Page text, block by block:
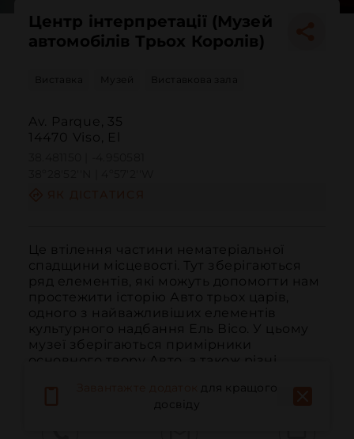
Центр інтерпретації (Музей
автомобілів Трьох Королів)
Виставка Музей Виставкова зала
Av. Parque, 35
14470 Viso, El
Це втілення частини нематеріальної
спадщини місцевості. Тут зберігаються
ряд елементів, які можуть допомогти нам
простежити історію Авто трьох царів,
одного з найважливіших елементів
культурного надбання Ель Вісо. У цьому
музеї зберігаються примірники
основного твору Авто, а також різні
для кращого
досвіду